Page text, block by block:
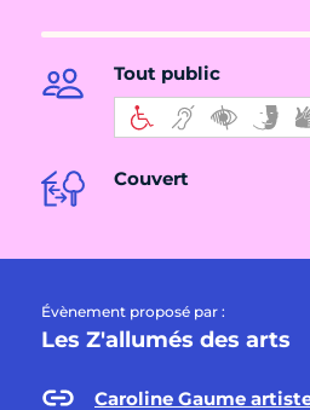
Tout public
Couvert
Évènement proposé par :
Les Z'allumés des arts